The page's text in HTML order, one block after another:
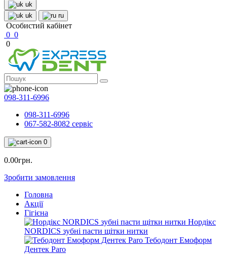
uk
uk
ru
Особистий кабінет
0 0
0
098-311-6996
098-311-6996
067-582-8082 сервіс
0
0.00грн.
Зробити замовлення
Головна
Акції
Гігієна
Нордікс
NORDICS зубні пасти щітки нитки
Тебодонт Емоформ
Дентек Paro